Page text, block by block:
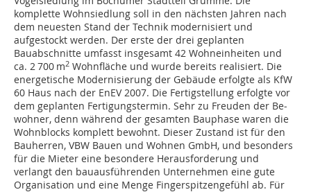
komplette Wohnsiedlung soll in den nächsten Jahren nach
dem neuesten Stand der Technik modernisiert und
aufgestockt werden. Der erste der drei geplanten
Bauabschnitte umfasst insgesamt 42 Wohneinheiten und
ca. 2 700 m2 Wohnfläche und wurde bereits realisiert. Die
energetische Modernisierung der Gebäude erfolgte als KfW
60 Haus nach der EnEV 2007. Die Fertigstellung erfolgte vor
dem geplanten Fertigungstermin. Sehr zu Freuden der Be­­
wohner, denn während der gesamten Bauphase waren die
Wohnblocks komplett bewohnt. Dieser Zustand ist für den
Bauherren, VBW Bauen und Wohnen GmbH, und besonders
für die Mieter eine besondere Herausforderung und
verlangt den bauausführenden Unternehmen eine gute
Organisation und eine Menge Fingerspitzengefühl ab. Für